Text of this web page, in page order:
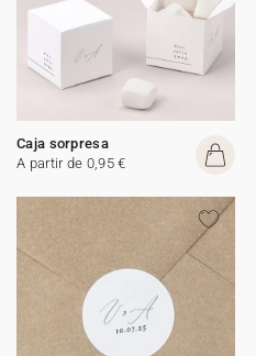
Caja sorpresa
A partir de 0,95 €